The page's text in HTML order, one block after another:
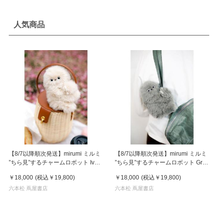
人気商品
【8/7以降順次発送】mirumi ミルミ
”ちら見”するチャームロボット Ivory
￥18,000 (税込 ￥19,800)
六本松 蔦屋書店
【8/7以降順次発送】mirumi ミルミ
”ちら見”するチャームロボット Gray
￥18,000 (税込 ￥19,800)
六本松 蔦屋書店